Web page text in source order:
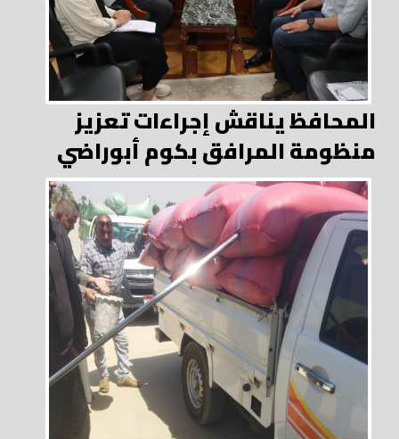
المحافظ يناقش إجراءات تعزيز
منظومة المرافق بكوم أبوراضي